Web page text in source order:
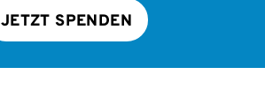
JETZT SPENDEN